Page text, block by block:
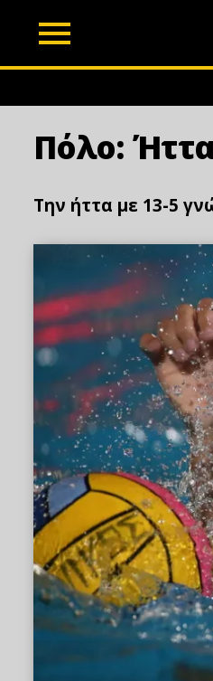
Πόλο:
Την ήττα με 13-5